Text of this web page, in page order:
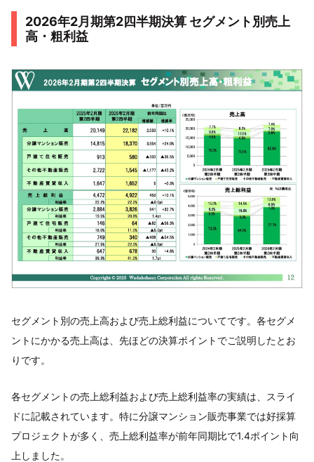
2026年2月期第2四半期決算 セグメント別売上
高・粗利益
セグメント別の売上高および売上総利益についてです。各セグメ
ントにかかる売上高は、先ほどの決算ポイントでご説明したとお
りです。
各セグメントの売上総利益および売上総利益率の実績は、スライ
ドに記載されています。特に分譲マンション販売事業では好採算
プロジェクトが多く、売上総利益率が前年同期比で1.4ポイント向
上しました。